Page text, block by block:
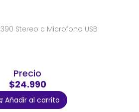
Stereo c Microfono USB
Precio
$24.990
Añadir al carrito